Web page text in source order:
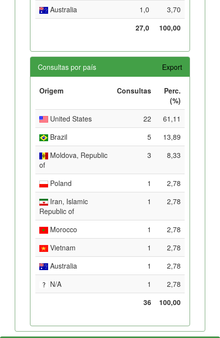
Australia
1,0
3,70
27,0
100,00
Consultas por país Export
Origem Consultas
Perc.
(%)
United States
22
61,11
Brazil
5
13,89
Moldova, Republic
of
3 8,33
Poland 1
2,78
Iran, Islamic
Republic of
1 2,78
Morocco 1
2,78
Vietnam
1
2,78
Australia
1
2,78
N/A
1
2,78
36
100,00